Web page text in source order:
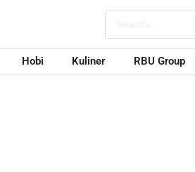
Hobi Kuliner RBU Group